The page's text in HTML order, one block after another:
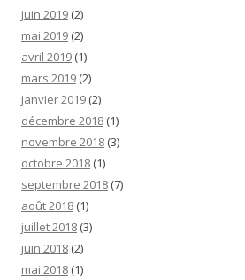
juin 2019 (2)
mai 2019 (2)
avril 2019 (1)
mars 2019 (2)
janvier 2019 (2)
décembre 2018 (1)
novembre 2018 (3)
octobre 2018 (1)
septembre 2018 (7)
août 2018 (1)
juillet 2018 (3)
juin 2018 (2)
mai 2018 (1)